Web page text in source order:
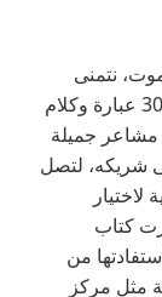
نتمنى
لكل شخص أن يحب ويفي بالعهود. كتبنا لكم 30 عبارة وكلام
مشاعر جميلة
شريكه، لتصل
كتاب
من
مثل مركز